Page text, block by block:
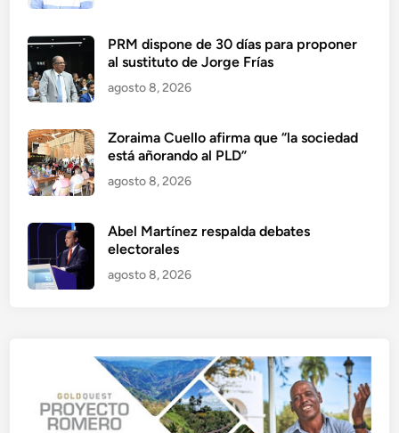
PRM dispone de 30 días para proponer
al sustituto de Jorge Frías
agosto 8, 2026
Zoraima Cuello afirma que “la sociedad
está añorando al PLD”
agosto 8, 2026
Abel Martínez respalda debates
electorales
agosto 8, 2026